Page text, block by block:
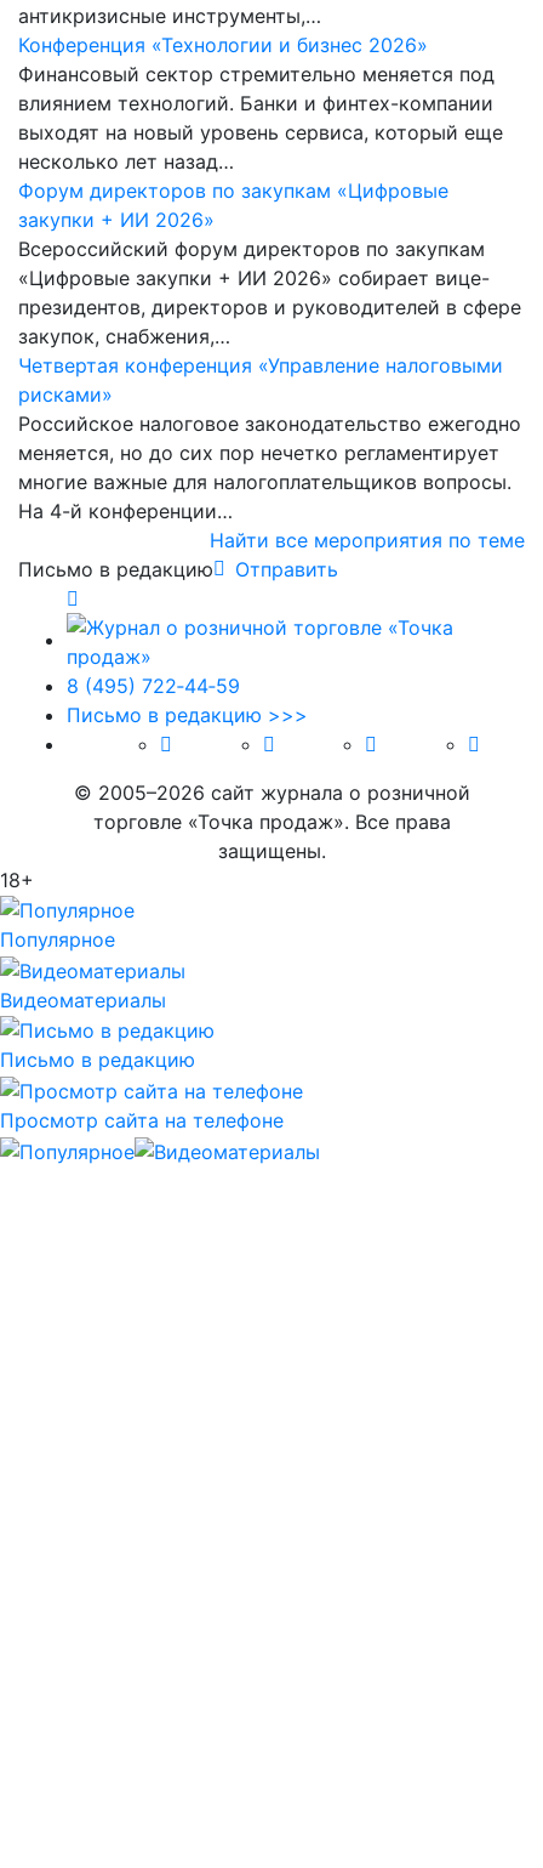
антикризисные инструменты,…
Конференция «Технологии и бизнес 2026»
Финансовый сектор стремительно меняется под
влиянием технологий. Банки и финтех-компании
выходят на новый уровень сервиса, который еще
несколько лет назад…
Форум директоров по закупкам «Цифровые
закупки + ИИ 2026»
Всероссийский форум директоров по закупкам
«Цифровые закупки + ИИ 2026» собирает вице-
президентов, директоров и руководителей в сфере
закупок, снабжения,…
Четвертая конференция «Управление налоговыми
рисками»
Российское налоговое законодательство ежегодно
меняется, но до сих пор нечетко регламентирует
многие важные для налогоплательщиков вопросы.
На 4-й конференции…
Найти все мероприятия по теме
Письмо в редакцию
Отправить
8 (495) 722‑44‑59
Письмо в редакцию >>>
© 2005–2026 сайт журнала о розничной
торговле «Точка продаж». Все права
защищены.
18+
Популярное
Видеоматериалы
Письмо в редакцию
Просмотр сайта на телефоне